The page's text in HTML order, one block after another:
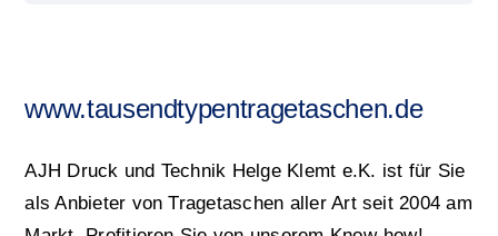
www.tausendtypentragetaschen.de
AJH Druck und Technik Helge Klemt e.K. ist für Sie
als Anbieter von Tragetaschen aller Art seit 2004 am